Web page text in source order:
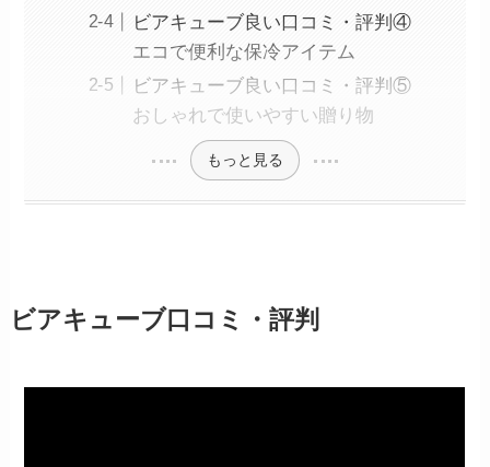
ビアキューブ良い口コミ・評判④
エコで便利な保冷アイテム
ビアキューブ良い口コミ・評判⑤
おしゃれで使いやすい贈り物
もっと見る
ビアキューブ口コミ・評判